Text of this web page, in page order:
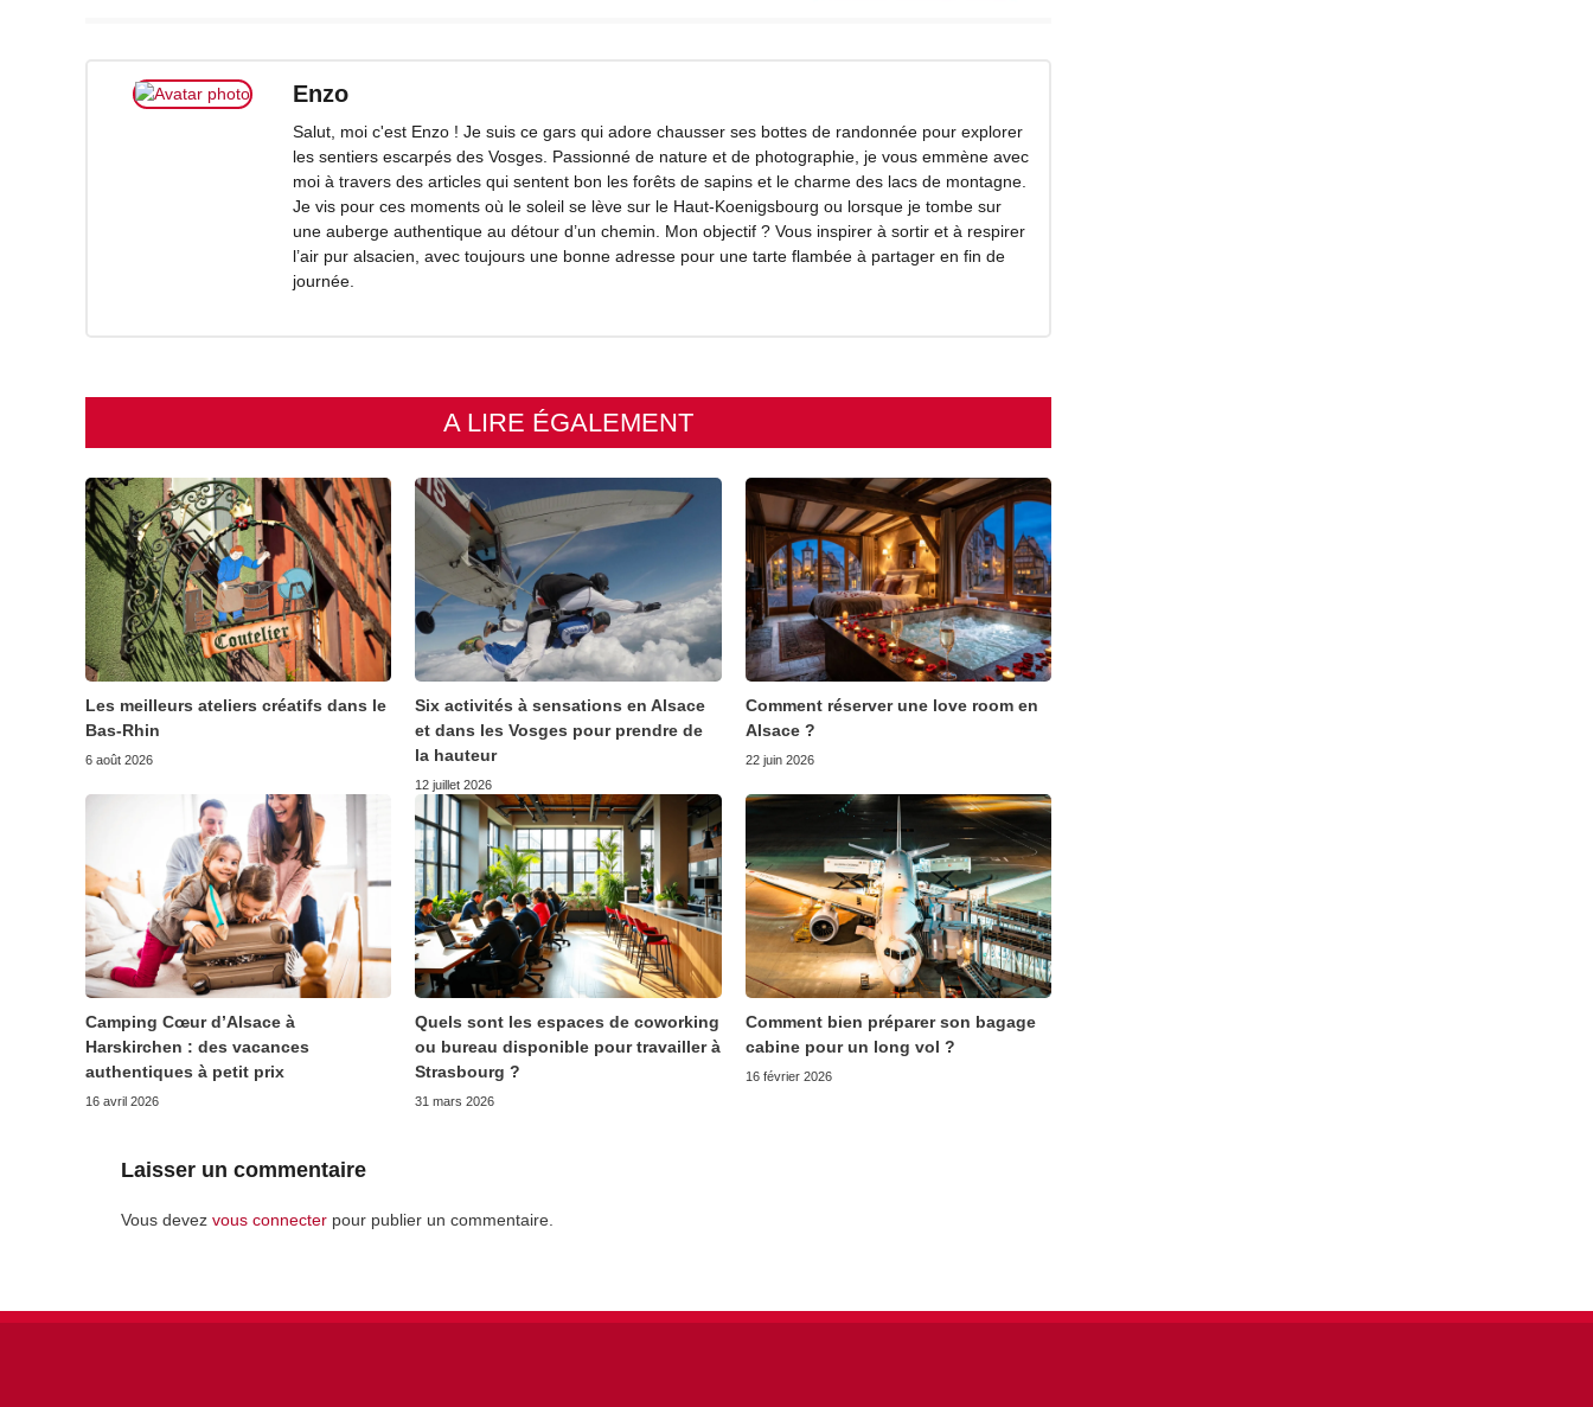
Enzo
Salut, moi c'est Enzo ! Je suis ce gars qui adore chausser ses bottes de randonnée pour explorer
les sentiers escarpés des Vosges. Passionné de nature et de photographie, je vous emmène avec
moi à travers des articles qui sentent bon les forêts de sapins et le charme des lacs de montagne.
Je vis pour ces moments où le soleil se lève sur le Haut-Koenigsbourg ou lorsque je tombe sur
une auberge authentique au détour d’un chemin. Mon objectif ? Vous inspirer à sortir et à respirer
l’air pur alsacien, avec toujours une bonne adresse pour une tarte flambée à partager en fin de
journée.
A LIRE ÉGALEMENT
Les meilleurs ateliers créatifs dans le
Bas-Rhin
6 août 2026
Six activités à sensations en Alsace
et dans les Vosges pour prendre de
la hauteur
12 juillet 2026
Comment réserver une love room en
Alsace ?
22 juin 2026
Camping Cœur d’Alsace à
Harskirchen : des vacances
authentiques à petit prix
16 avril 2026
Quels sont les espaces de coworking
ou bureau disponible pour travailler à
Strasbourg ?
31 mars 2026
Comment bien préparer son bagage
cabine pour un long vol ?
16 février 2026
Laisser un commentaire
Vous devez vous connecter pour publier un commentaire.